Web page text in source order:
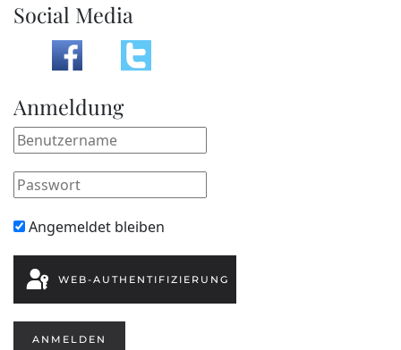
Social Media
Anmeldung
Angemeldet bleiben
WEB-AUTHENTIFIZIERUNG
ANMELDEN